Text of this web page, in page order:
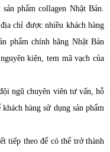
phẩm collagen Nhật Bản.
chỉ được nhiều khách hàng
phẩm chính hãng Nhật Bản
kiện, tem mã vạch của
ngũ chuyên viên tư vấn, hỗ
hàng sử dụng sản phẩm
tiếp theo để có thể trở thành